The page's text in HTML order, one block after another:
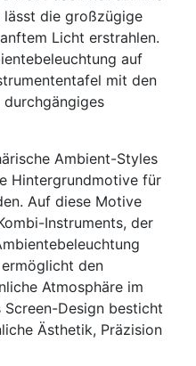
lässt die großzügige
Licht erstrahlen.
auf
mit den
Ambient-Styles
Hintergrundmotive für
Auf diese Motive
Instruments, der
den
Atmosphäre im
Screen-Design besticht
Ästhetik, Präzision